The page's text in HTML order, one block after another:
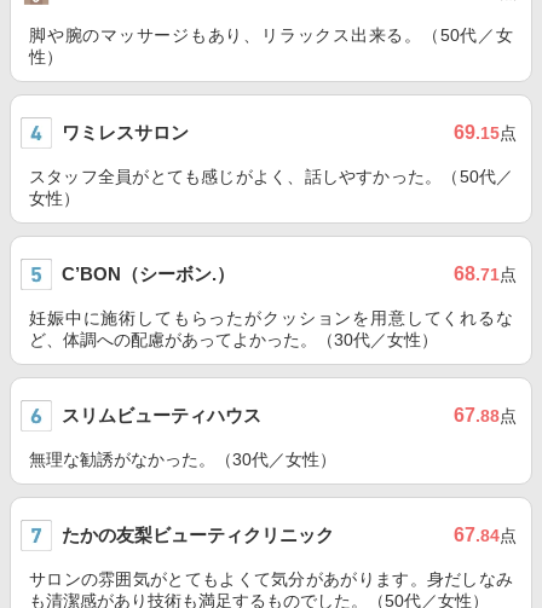
脚や腕のマッサージもあり、リラックス出来る。（50代／女
性）
ワミレスサロン 69.15点
スタッフ全員がとても感じがよく、話しやすかった。（50代／
女性）
C’BON（シーボン.） 68.71点
妊娠中に施術してもらったがクッションを用意してくれるな
ど、体調への配慮があってよかった。（30代／女性）
スリムビューティハウス 67.88点
無理な勧誘がなかった。（30代／女性）
たかの友梨ビューティクリニック 67.84点
サロンの雰囲気がとてもよくて気分があがります。身だしなみ
も清潔感があり技術も満足するものでした。（50代／女性）